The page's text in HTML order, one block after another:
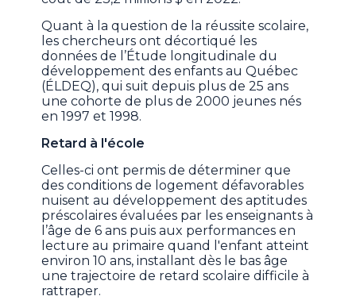
Quant à la question de la réussite scolaire,
les chercheurs ont décortiqué les
données de l’Étude longitudinale du
développement des enfants au Québec
(ÉLDEQ), qui suit depuis plus de 25 ans
une cohorte de plus de 2000 jeunes nés
en 1997 et 1998.
Retard à l'école
Celles-ci ont permis de déterminer que
des conditions de logement défavorables
nuisent au développement des aptitudes
préscolaires évaluées par les enseignants à
l’âge de 6 ans puis aux performances en
lecture au primaire quand l'enfant atteint
environ 10 ans, installant dès le bas âge
une trajectoire de retard scolaire difficile à
rattraper.